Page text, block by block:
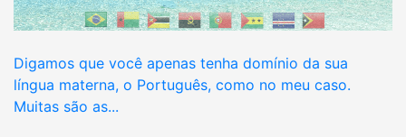
Digamos que você apenas tenha domínio da sua
língua materna, o Português, como no meu caso.
Muitas são as...